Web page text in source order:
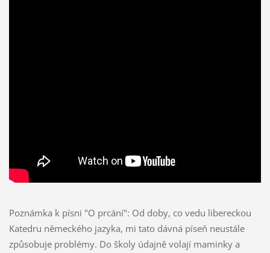
Poznámka k písni "O prcání": Od doby, co vedu libereckou
Katedru německého jazyka, mi tato dávná píseň neustále
způsobuje problémy. Do školy údajně volají maminky a